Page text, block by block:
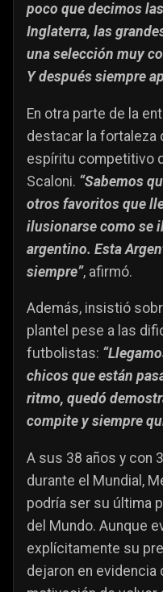
poco que decimos
Inglaterra, las
una selección muy
Y después siempre
En otra parte de la
destacar la fortaleza
espíritu competitivo
Scaloni. “Sabemos
otros favoritos que
ilusionarse como se
argentino. Esta
siempre”, afirmó.
Además, insistió
plantel pese a las
futbolistas:
chicos que están
ritmo, quedó
compite y siempre
A sus 38 años y con
durante el Mundial,
podría ser su última
del Mundo. Aunque
explícitamente su
dejaron en evidencia